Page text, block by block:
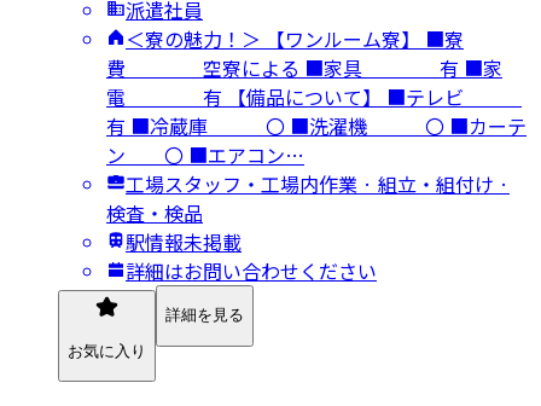
派遣社員
＜寮の魅力！＞ 【ワンルーム寮】 ■寮
費 空寮による ■家具 有 ■家
電 有 【備品について】 ■テレビ
有 ■冷蔵庫 〇 ■洗濯機 〇 ■カーテ
ン 〇 ■エアコン…
工場スタッフ・工場内作業 · 組立・組付け ·
検査・検品
駅情報未掲載
詳細はお問い合わせください
お気に入り
詳細を見る